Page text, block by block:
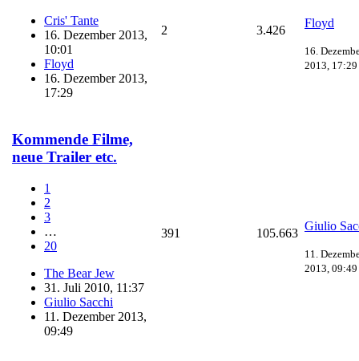
Cris' Tante
16. Dezember 2013,
10:01
Floyd
16. Dezember 2013,
17:29
2 3.426
Floyd
16.
2013, 17:29
Kommende Filme,
neue Trailer etc.
1
2
3
…
20
The Bear Jew
31. Juli 2010, 11:37
Giulio Sacchi
11. Dezember 2013,
09:49
391 105.663
Giulio
11.
2013, 09:49